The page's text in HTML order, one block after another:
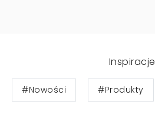
Inspiracje
#Nowości #Produkty